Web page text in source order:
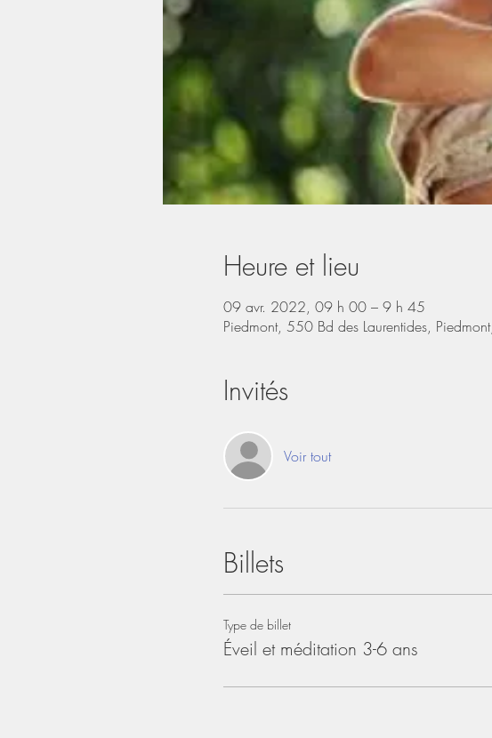
Heure et lieu
09 avr. 2022, 09 h 00 – 9 h 45
Piedmont, 550 Bd des Laurentides,
Invités
Voir tout
Billets
Type de billet
Éveil et méditation 3-6 ans